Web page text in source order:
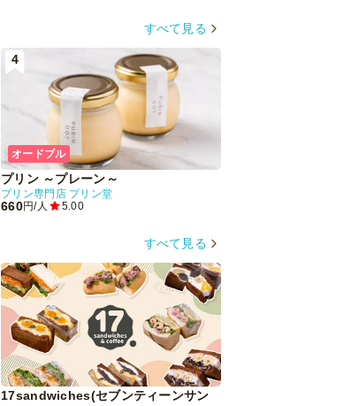
すべて見る
プリン ～プレーン～
プリン専門店 プリン堂
660円/人 5.00
4
オードブル
すべて見る
17sandwiches(セブンティーンサン